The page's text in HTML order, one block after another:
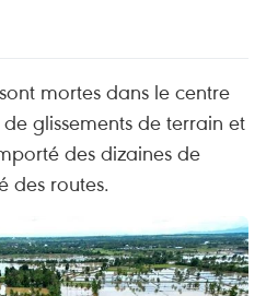
mortes dans le centre
glissements de terrain et
des dizaines de
des routes.